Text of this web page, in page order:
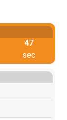
47
sec